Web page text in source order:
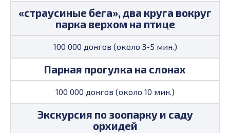
«страусиные бега», два круга вокруг
парка верхом на птице
100 000 донгов (около 3-5 мин.)
Парная прогулка на слонах
100 000 донгов (около 10 мин.)
Экскурсия по зоопарку и саду
орхидей